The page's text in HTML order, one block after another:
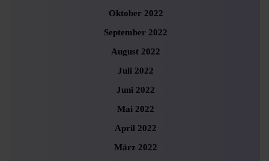
Oktober 2022
September 2022
August 2022
Juli 2022
Juni 2022
Mai 2022
April 2022
März 2022